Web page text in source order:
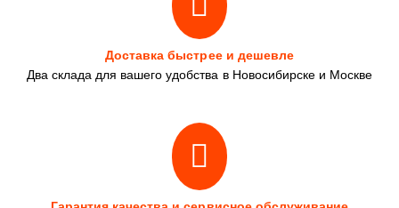
Доставка быстрее и дешевле
Два склада для вашего удобства в Новосибирске и Москве